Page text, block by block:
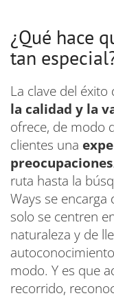
¿Qué hace
tan
La clave del
la calidad y la
ofrece, de modo
clientes una
preocupaciones
ruta hasta la
Ways se
solo se centren
naturaleza y de
modo. Y es que
recorrido,